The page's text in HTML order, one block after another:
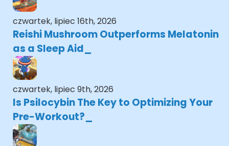
czwartek, lipiec 16th, 2026
Reishi Mushroom Outperforms Melatonin
as a Sleep Aid
czwartek, lipiec 9th, 2026
Is Psilocybin The Key to Optimizing Your
Pre-Workout?